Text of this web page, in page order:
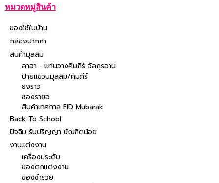
หมวดหมู่สินค้า
ของใช้ในบ้าน
กล่องปากกา
สินค้ามุสลิม
ลาฮา - แท่นวางคีมภีร์ อัลกุรอาน
ป้ายแขวนมุสลิม/คัมภีร์
ธงราว
ซองรายอ
สินค้าเทศกาล EID Mubarak
Back To School
ปัจฉิม รับปริญญา บัณฑิตน้อย
งานแต่งงาน
เครื่องประดับ
ของตกแต่งงาน
ของชำร่วย